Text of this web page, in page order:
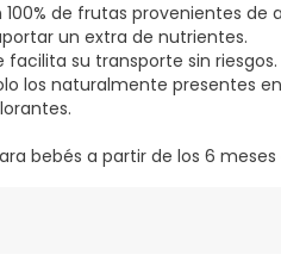
de frutas provenientes de
un extra de nutrientes.
su transporte sin riesgos.
los naturalmente presentes
bebés a partir de los 6